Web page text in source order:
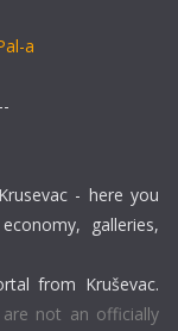
a
- here you
galleries,
from Kruševac.
not an officially